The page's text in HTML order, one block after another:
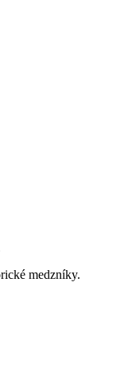
medzníky.